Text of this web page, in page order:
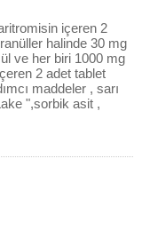
içeren 2
halinde 30 mg
ve her biri 1000 mg
2 adet tablet
maddeler , sarı
",sorbik asit ,